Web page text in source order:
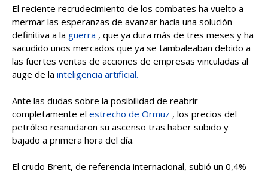
El reciente recrudecimiento de los combates ha vuelto a
mermar las esperanzas de avanzar hacia una solución
definitiva a la guerra , que ya dura más de tres meses y ha
sacudido unos mercados que ya se tambaleaban debido a
las fuertes ventas de acciones de empresas vinculadas al
auge de la inteligencia artificial.
Ante las dudas sobre la posibilidad de reabrir
completamente el estrecho de Ormuz , los precios del
petróleo reanudaron su ascenso tras haber subido y
bajado a primera hora del día.
El crudo Brent, de referencia internacional, subió un 0,4%